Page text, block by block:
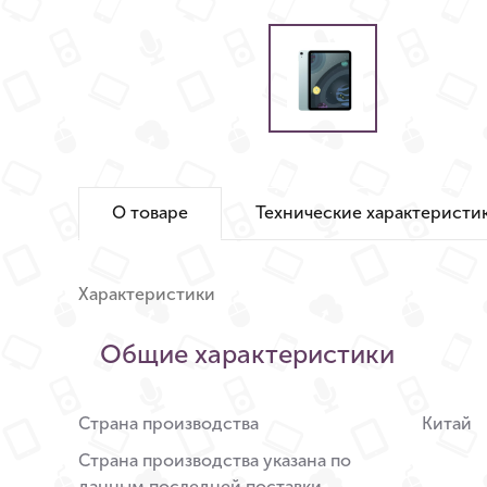
О товаре Технические
Характеристики
Общие характеристики
Страна производства
Страна производства указана по
Китай